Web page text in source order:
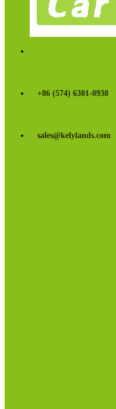
+86 (574) 6301-0938
sales@kelylands.com